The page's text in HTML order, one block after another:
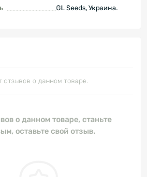
GL Seeds, Украина.
отзывов о данном товаре.
о данном товаре, станьте
оставьте свой отзыв.